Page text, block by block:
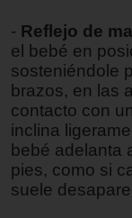
- Reflejo de
el bebé en
sosteniéndole
brazos, en las
contacto con
inclina
bebé adelanta
pies, como si
suele